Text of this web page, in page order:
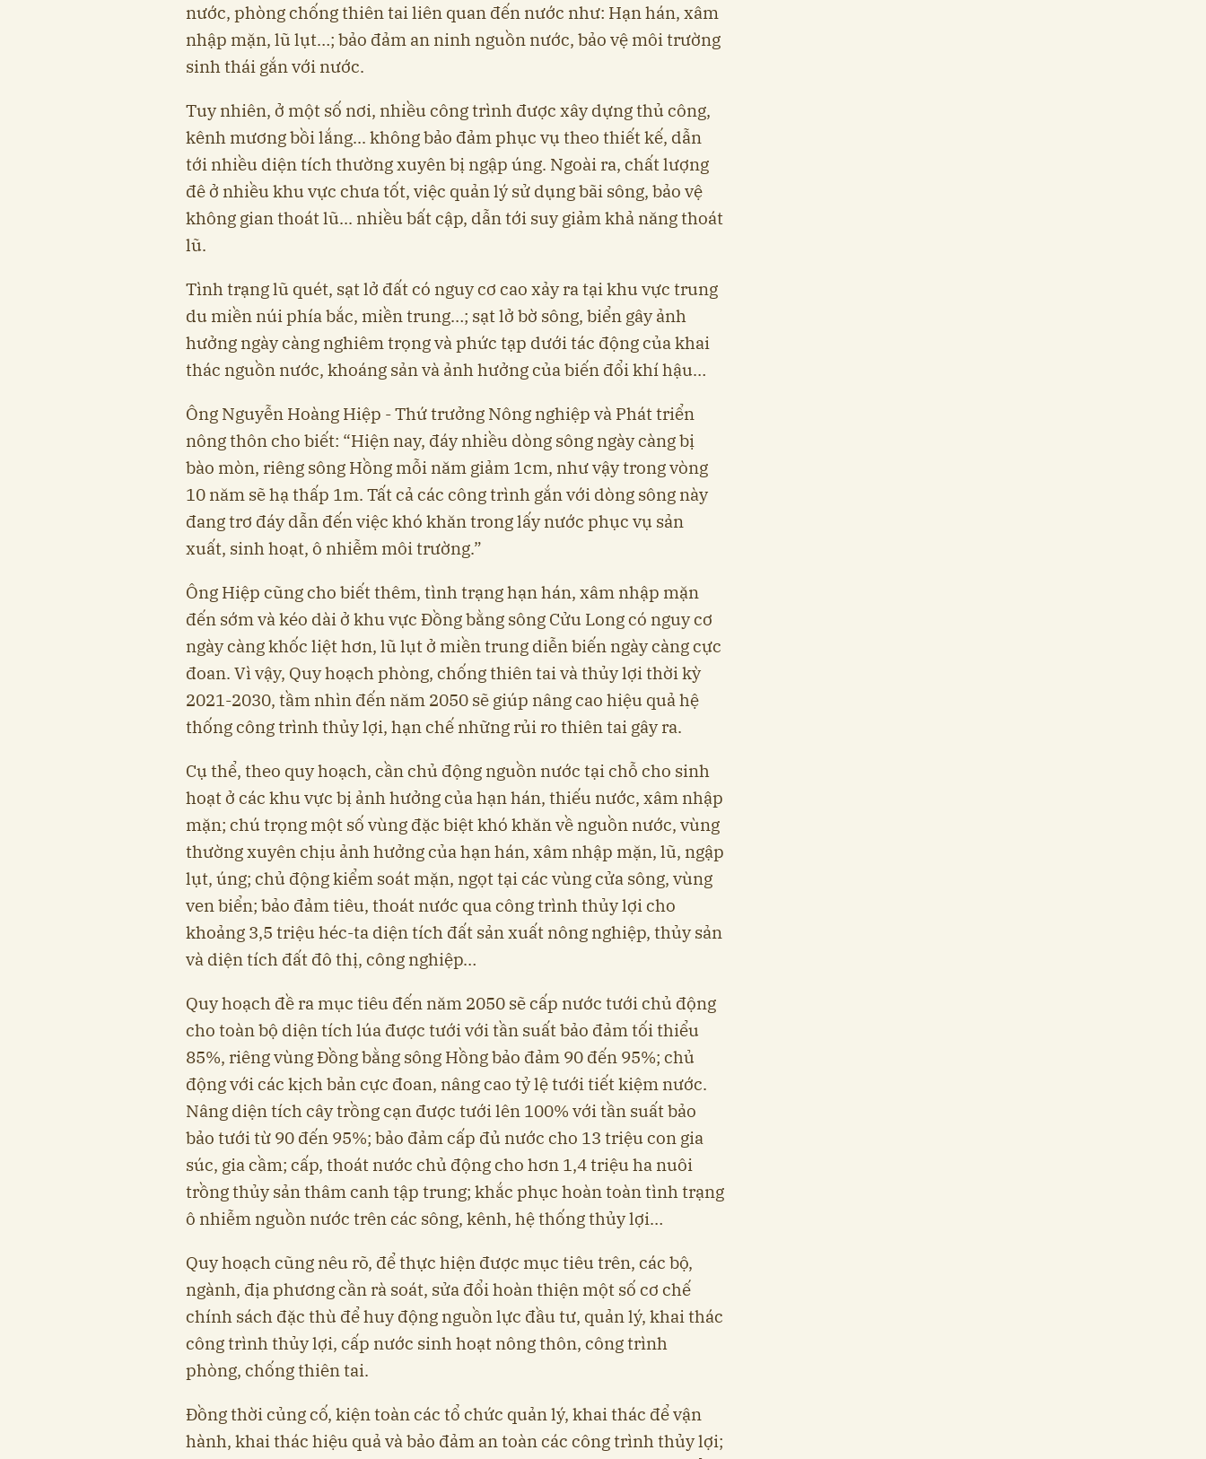
nước, phòng chống thiên tai liên quan đến nước như: Hạn hán, xâm
nhập mặn, lũ lụt…; bảo đảm an ninh nguồn nước, bảo vệ môi trường
sinh thái gắn với nước.
Tuy nhiên, ở một số nơi, nhiều công trình được xây dựng thủ công,
kênh mương bồi lắng... không bảo đảm phục vụ theo thiết kế, dẫn
tới nhiều diện tích thường xuyên bị ngập úng. Ngoài ra, chất lượng
đê ở nhiều khu vực chưa tốt, việc quản lý sử dụng bãi sông, bảo vệ
không gian thoát lũ... nhiều bất cập, dẫn tới suy giảm khả năng thoát
lũ.
Tình trạng lũ quét, sạt lở đất có nguy cơ cao xảy ra tại khu vực trung
du miền núi phía bắc, miền trung…; sạt lở bờ sông, biển gây ảnh
hưởng ngày càng nghiêm trọng và phức tạp dưới tác động của khai
thác nguồn nước, khoáng sản và ảnh hưởng của biến đổi khí hậu…
Ông Nguyễn Hoàng Hiệp - Thứ trưởng Nông nghiệp và Phát triển
nông thôn cho biết: “Hiện nay, đáy nhiều dòng sông ngày càng bị
bào mòn, riêng sông Hồng mỗi năm giảm 1cm, như vậy trong vòng
10 năm sẽ hạ thấp 1m. Tất cả các công trình gắn với dòng sông này
đang trơ đáy dẫn đến việc khó khăn trong lấy nước phục vụ sản
xuất, sinh hoạt, ô nhiễm môi trường.”
Ông Hiệp cũng cho biết thêm, tình trạng hạn hán, xâm nhập mặn
đến sớm và kéo dài ở khu vực Đồng bằng sông Cửu Long có nguy cơ
ngày càng khốc liệt hơn, lũ lụt ở miền trung diễn biến ngày càng cực
đoan. Vì vậy, Quy hoạch phòng, chống thiên tai và thủy lợi thời kỳ
2021-2030, tầm nhìn đến năm 2050 sẽ giúp nâng cao hiệu quả hệ
thống công trình thủy lợi, hạn chế những rủi ro thiên tai gây ra.
Cụ thể, theo quy hoạch, cần chủ động nguồn nước tại chỗ cho sinh
hoạt ở các khu vực bị ảnh hưởng của hạn hán, thiếu nước, xâm nhập
mặn; chú trọng một số vùng đặc biệt khó khăn về nguồn nước, vùng
thường xuyên chịu ảnh hưởng của hạn hán, xâm nhập mặn, lũ, ngập
lụt, úng; chủ động kiểm soát mặn, ngọt tại các vùng cửa sông, vùng
ven biển; bảo đảm tiêu, thoát nước qua công trình thủy lợi cho
khoảng 3,5 triệu héc-ta diện tích đất sản xuất nông nghiệp, thủy sản
và diện tích đất đô thị, công nghiệp…
Quy hoạch đề ra mục tiêu đến năm 2050 sẽ cấp nước tưới chủ động
cho toàn bộ diện tích lúa được tưới với tần suất bảo đảm tối thiểu
85%, riêng vùng Đồng bằng sông Hồng bảo đảm 90 đến 95%; chủ
động với các kịch bản cực đoan, nâng cao tỷ lệ tưới tiết kiệm nước.
Nâng diện tích cây trồng cạn được tưới lên 100% với tần suất bảo
bảo tưới từ 90 đến 95%; bảo đảm cấp đủ nước cho 13 triệu con gia
súc, gia cầm; cấp, thoát nước chủ động cho hơn 1,4 triệu ha nuôi
trồng thủy sản thâm canh tập trung; khắc phục hoàn toàn tình trạng
ô nhiễm nguồn nước trên các sông, kênh, hệ thống thủy lợi…
Quy hoạch cũng nêu rõ, để thực hiện được mục tiêu trên, các bộ,
ngành, địa phương cần rà soát, sửa đổi hoàn thiện một số cơ chế
chính sách đặc thù để huy động nguồn lực đầu tư, quản lý, khai thác
công trình thủy lợi, cấp nước sinh hoạt nông thôn, công trình
phòng, chống thiên tai.
Đồng thời củng cố, kiện toàn các tổ chức quản lý, khai thác để vận
hành, khai thác hiệu quả và bảo đảm an toàn các công trình thủy lợi;